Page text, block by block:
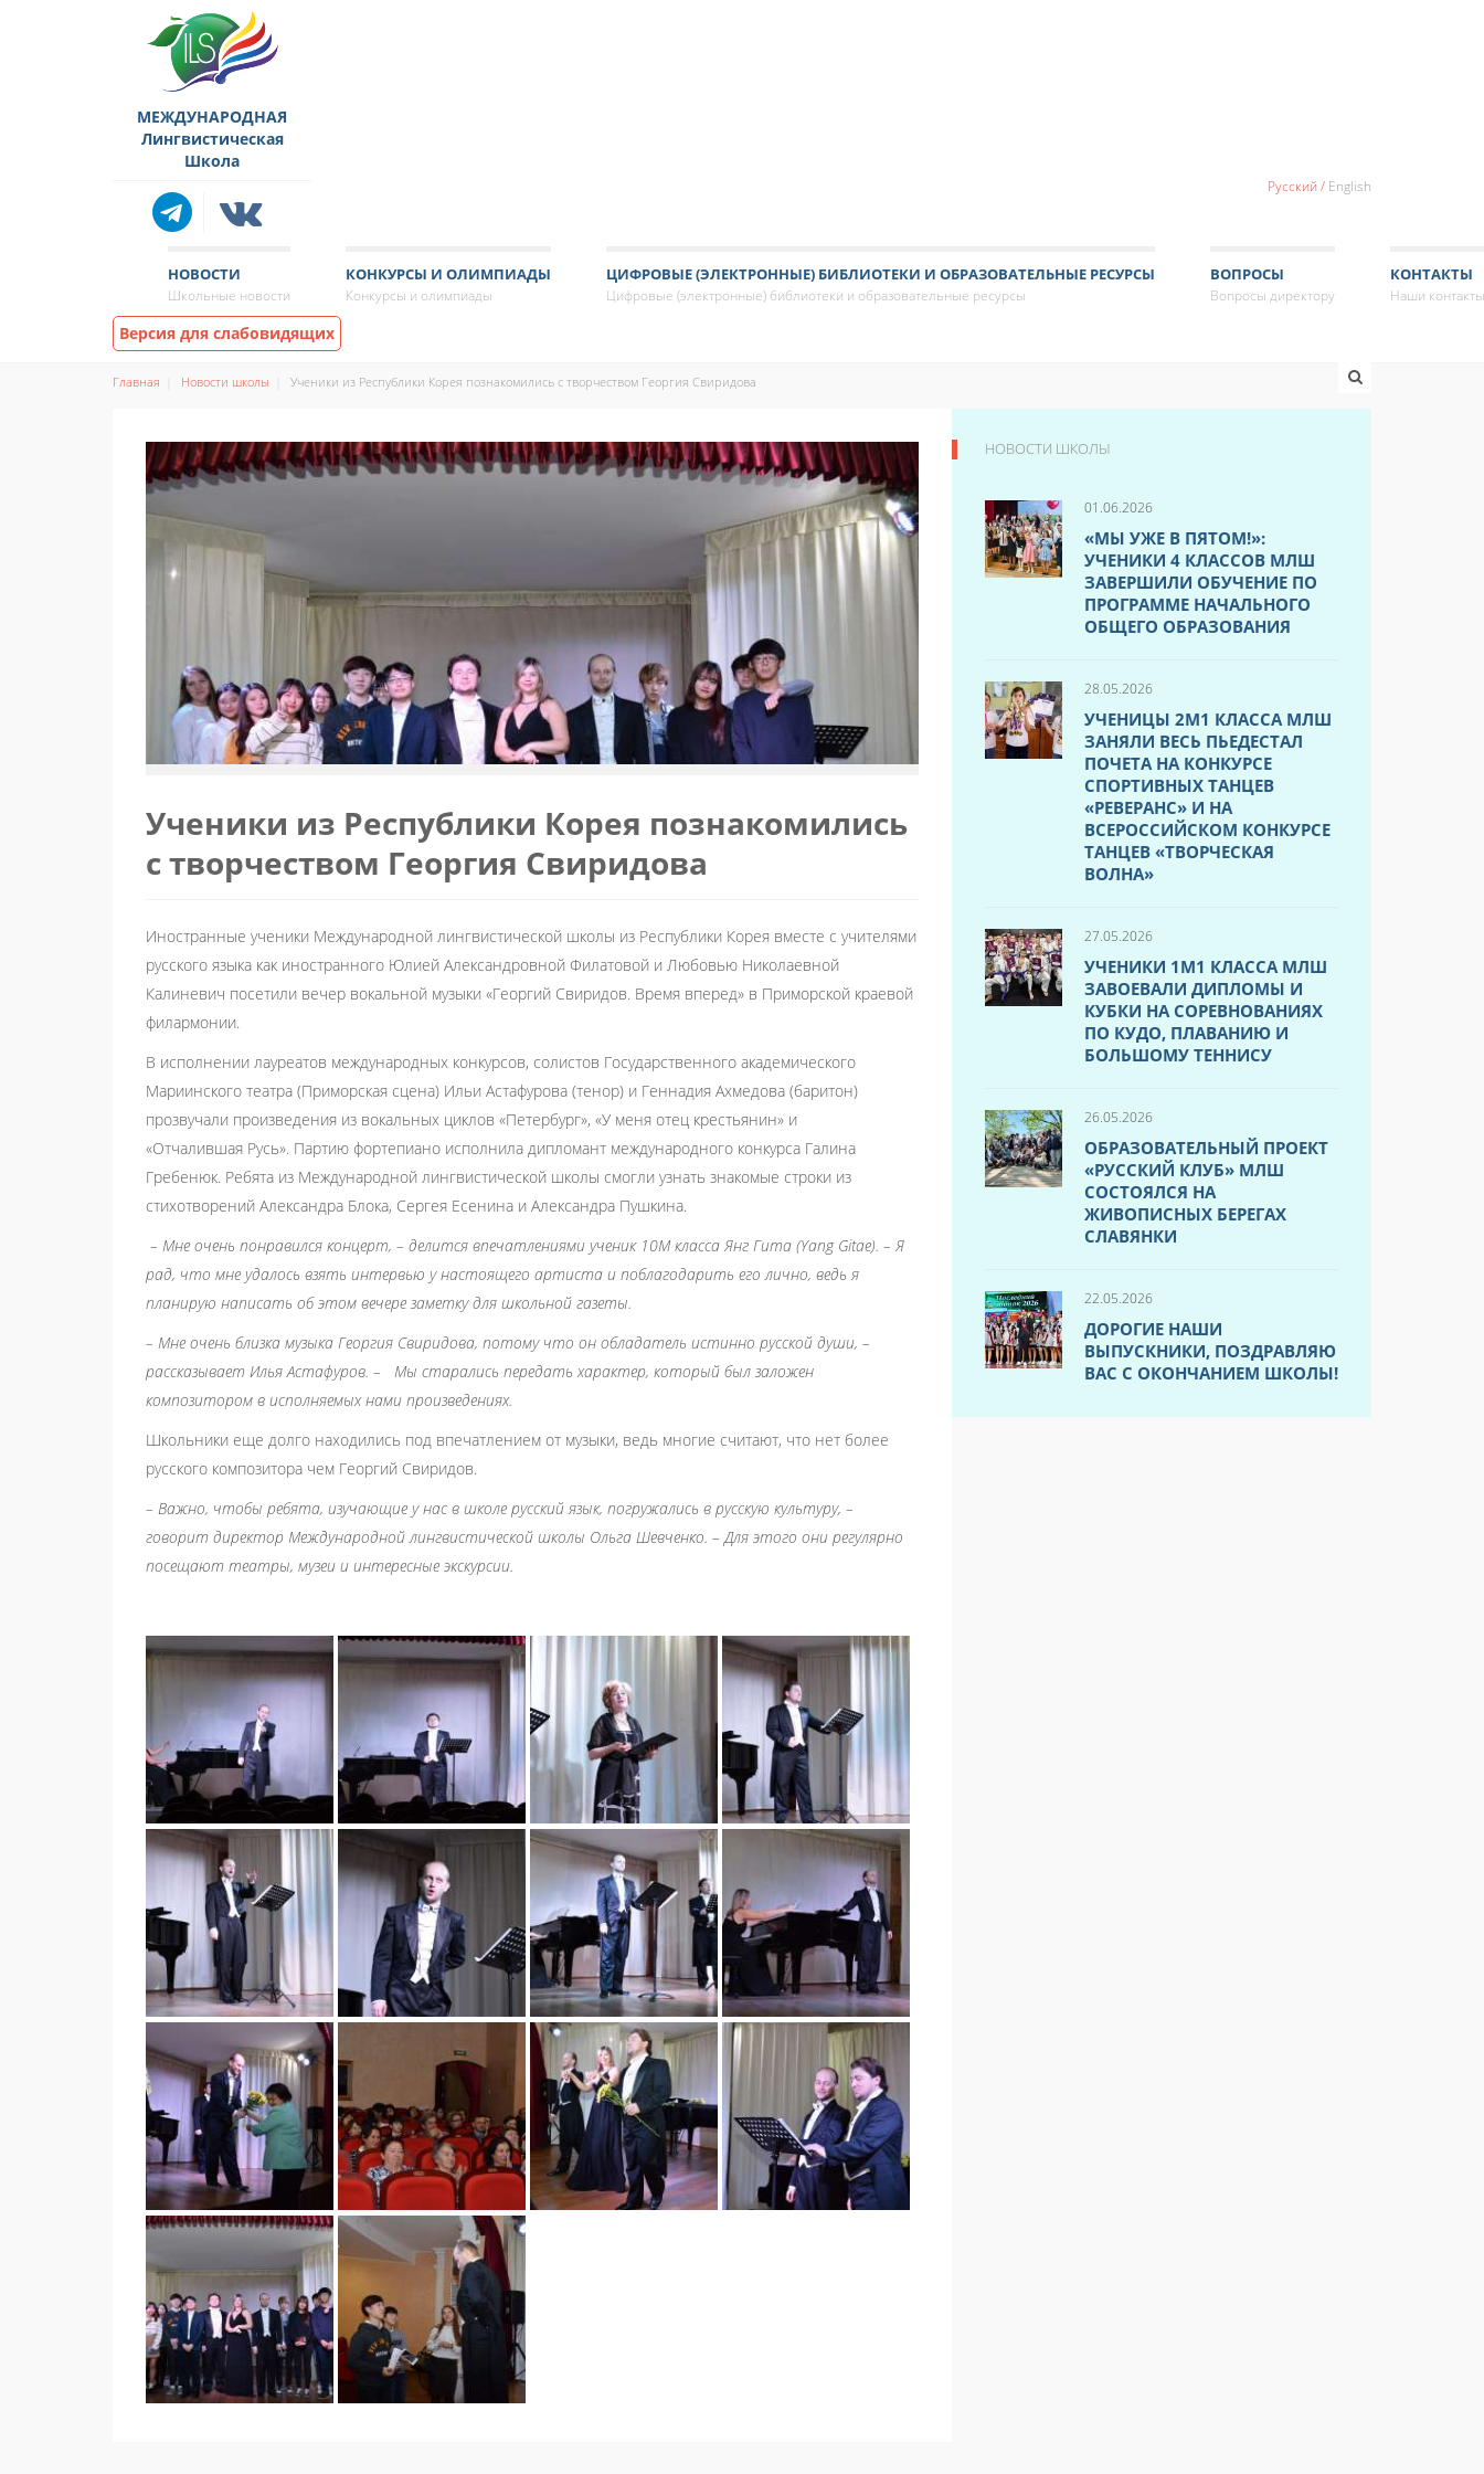
МЕЖДУНАРОДНАЯ
Лингвистическая
Школа
НОВОСТИ
Школьные новости
КОНКУРСЫ И ОЛИМПИАДЫ
Конкурсы и олимпиады
ЦИФРОВЫЕ (ЭЛЕКТРОННЫЕ) БИБЛИОТЕКИ И ОБРАЗОВАТЕЛЬНЫЕ РЕСУРСЫ
Цифровые (электронные) библиотеки и образовательные ресурсы
ВОПРОСЫ
Вопросы директору
КОНТАКТЫ
Наши контакты
Версия для слабовидящих
Русский English
Главная Новости школы Ученики из Республики Корея познакомились с творчеством Георгия Свиридова
Ученики из Республики Корея познакомились
с творчеством Георгия Свиридова
Иностранные ученики Международной лингвистической школы из Республики Корея вместе с учителями
русского языка как иностранного Юлией Александровной Филатовой и Любовью Николаевной
Калиневич посетили вечер вокальной музыки «Георгий Свиридов. Время вперед» в Приморской краевой
филармонии.
В исполнении лауреатов международных конкурсов, солистов Государственного академического
Мариинского театра (Приморская сцена) Ильи Астафурова (тенор) и Геннадия Ахмедова (баритон)
прозвучали произведения из вокальных циклов «Петербург», «У меня отец крестьянин» и
«Отчалившая Русь». Партию фортепиано исполнила дипломант международного конкурса Галина
Гребенюк. Ребята из Международной лингвистической школы смогли узнать знакомые строки из
стихотворений Александра Блока, Сергея Есенина и Александра Пушкина.
– Мне очень понравился концерт, – делится впечатлениями ученик 10М класса Янг Гита (Yang Gitae). – Я
рад, что мне удалось взять интервью у настоящего артиста и поблагодарить его лично, ведь я
планирую написать об этом вечере заметку для школьной газеты.
– Мне очень близка музыка Георгия Свиридова, потому что он обладатель истинно русской души, –
рассказывает Илья Астафуров. – Мы старались передать характер, который был заложен
композитором в исполняемых нами произведениях.
Школьники еще долго находились под впечатлением от музыки, ведь многие считают, что нет более
русского композитора чем Георгий Свиридов.
– Важно, чтобы ребята, изучающие у нас в школе русский язык, погружались в русскую культуру, –
говорит директор Международной лингвистической школы Ольга Шевченко. – Для этого они регулярно
посещают театры, музеи и интересные экскурсии.
НОВОСТИ ШКОЛЫ
01.06.2026
«МЫ УЖЕ В ПЯТОМ!»:
УЧЕНИКИ 4 КЛАССОВ МЛШ
ЗАВЕРШИЛИ ОБУЧЕНИЕ ПО
ПРОГРАММЕ НАЧАЛЬНОГО
ОБЩЕГО ОБРАЗОВАНИЯ
28.05.2026
УЧЕНИЦЫ 2М1 КЛАССА МЛШ
ЗАНЯЛИ ВЕСЬ ПЬЕДЕСТАЛ
ПОЧЕТА НА КОНКУРСЕ
СПОРТИВНЫХ ТАНЦЕВ
«РЕВЕРАНС» И НА
ВСЕРОССИЙСКОМ КОНКУРСЕ
ТАНЦЕВ «ТВОРЧЕСКАЯ
ВОЛНА»
27.05.2026
УЧЕНИКИ 1М1 КЛАССА МЛШ
ЗАВОЕВАЛИ ДИПЛОМЫ И
КУБКИ НА СОРЕВНОВАНИЯХ
ПО КУДО, ПЛАВАНИЮ И
БОЛЬШОМУ ТЕННИСУ
26.05.2026
ОБРАЗОВАТЕЛЬНЫЙ ПРОЕКТ
«РУССКИЙ КЛУБ» МЛШ
СОСТОЯЛСЯ НА
ЖИВОПИСНЫХ БЕРЕГАХ
СЛАВЯНКИ
22.05.2026
ДОРОГИЕ НАШИ
ВЫПУСКНИКИ, ПОЗДРАВЛЯЮ
ВАС С ОКОНЧАНИЕМ ШКОЛЫ!